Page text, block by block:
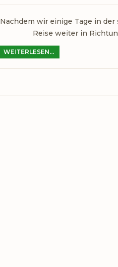
Nachdem wir einige Tage in
Reise weiter in
WEITERLESEN...